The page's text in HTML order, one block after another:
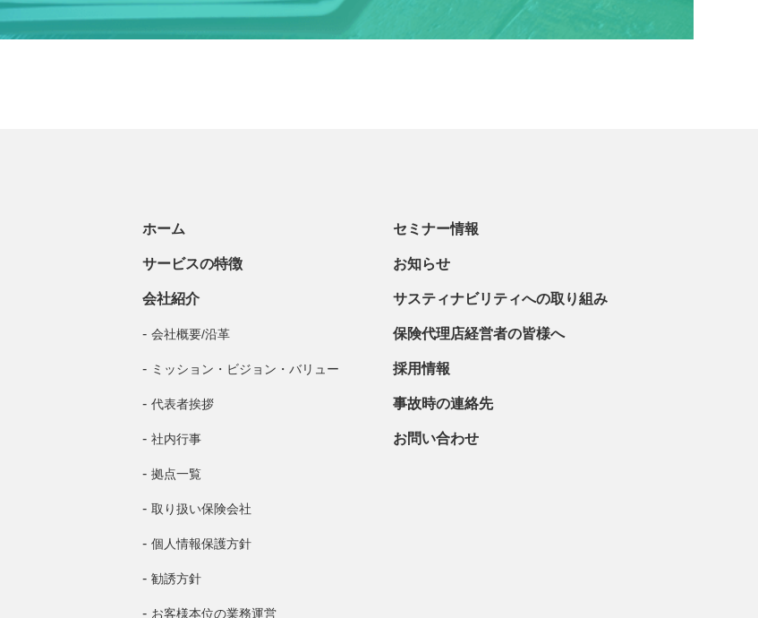
ホーム
サービスの特徴
会社紹介
会社概要/沿革
ミッション・ビジョン・バリュー
代表者挨拶
社内行事
拠点一覧
取り扱い保険会社
個人情報保護方針
勧誘方針
お客様本位の業務運営
セミナー情報
お知らせ
サスティナビリティへの取り組み
保険代理店経営者の皆様へ
採用情報
事故時の連絡先
お問い合わせ